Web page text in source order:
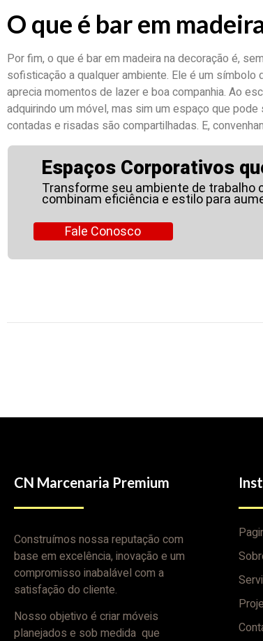
O que é bar em
Por fim, o que é bar em madeira na decoração é,
sofisticação a qualquer ambiente. Ele é um
aprecia momentos de lazer e boa companhia. Ao
adquirindo um móvel, mas sim um espaço que
contadas e risadas são compartilhadas. E,
Espaços Corporativos
Transforme seu ambiente de trabalho
combinam eficiência e estilo para
Fale Conosco
CN Marcenaria Premium
Construímos nossa reputação com
base em excelência, inovação e um
compromisso inabalável com a
satisfação do cliente.
Nosso objetivo é criar móveis
planejados e sob medida que